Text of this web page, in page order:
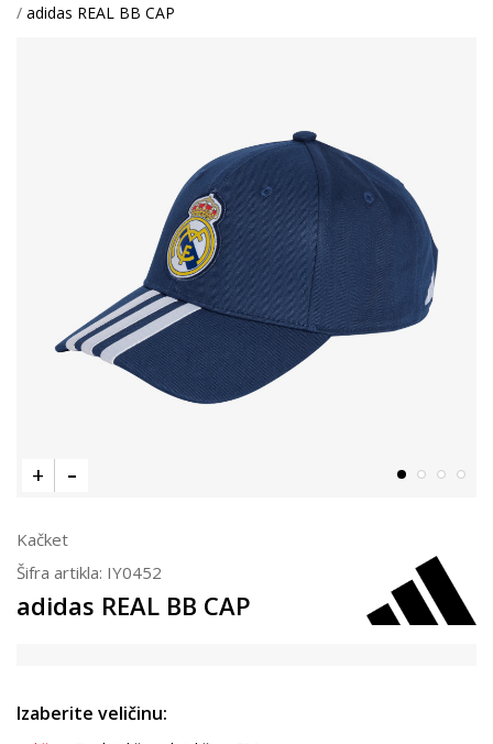
adidas REAL BB CAP
Kačket
Šifra artikla: IY0452
adidas REAL BB CAP
Izaberite veličinu: